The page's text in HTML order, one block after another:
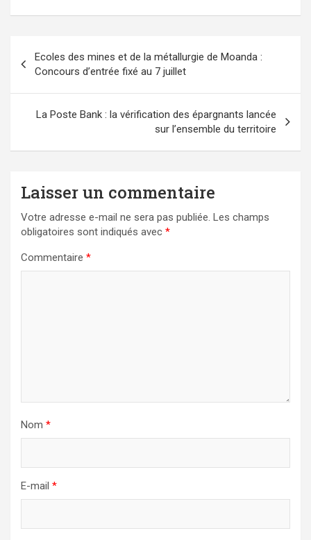
de
l’article
Ecoles des mines et de la métallurgie de Moanda :
Concours d’entrée fixé au 7 juillet
La Poste Bank : la vérification des épargnants lancée
sur l’ensemble du territoire
Laisser un commentaire
Votre adresse e-mail ne sera pas publiée. Les champs
obligatoires sont indiqués avec *
Commentaire *
Nom *
E-mail *